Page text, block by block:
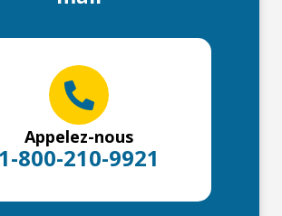
Appelez-nous
1-800-210-9921